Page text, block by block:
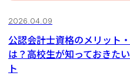
2026.04.09
公認会計士資格のメリット
は？高校生が知っておきた
ト